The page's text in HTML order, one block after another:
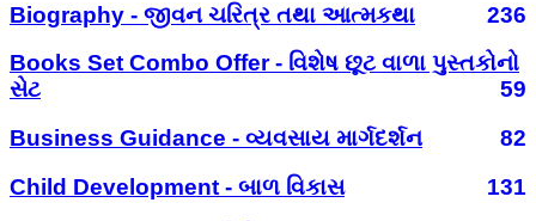
Biography - જીવન ચરિત્ર તથા આત્મકથા
236
Books Set Combo Offer - વિશેષ છૂટ વાળા પુસ્તકોનો
સેટ
59
Business Guidance - વ્યવસાય માર્ગદર્શન
82
Child Development - બાળ વિકાસ
131